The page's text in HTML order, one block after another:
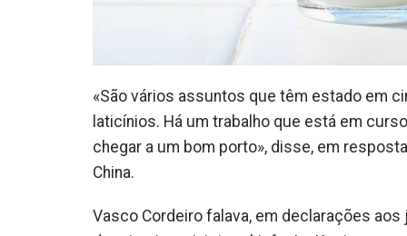
«São vários assuntos que têm estado em
laticínios. Há um trabalho que está em
chegar a um bom porto», disse, em
China.
Vasco Cordeiro falava, em declarações